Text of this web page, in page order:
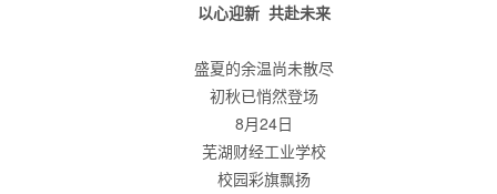
以心迎新 共赴未来
盛夏的余温尚未散尽
初秋已悄然登场
8月24日
芜湖财经工业学校
校园彩旗飘扬